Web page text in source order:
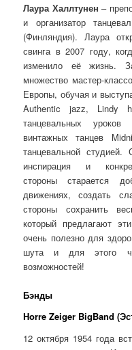
Лаура Халлтунен –
и организатор
(Финляндия). Лаура
свинга в 2007 году,
изменило её жизнь.
множество мастер-
Европы, обучая и
Authentic jazz, Lindy
танцевальных
винтажных танцев
танцевальной
инспирация и
стороны старается
движениях, создать
стороны сохранить
который предлагают
очень полезно для
шута и для этого
возможностей!
Бэнды
Horre Zeiger BigBand
12 октября 1954 года